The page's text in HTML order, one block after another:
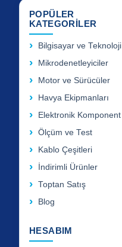
POPÜLER
KATEGORİLER
Bilgisayar ve Teknoloji
Mikrodenetleyiciler
Motor ve Sürücüler
Havya Ekipmanları
Elektronik Komponent
Ölçüm ve Test
Kablo Çeşitleri
İndirimli Ürünler
Toptan Satış
Blog
HESABIM